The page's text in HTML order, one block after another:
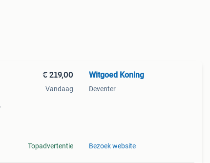
€ 219,00
Vandaag
Topadvertentie
Witgoed Koning
Deventer
Bezoek website